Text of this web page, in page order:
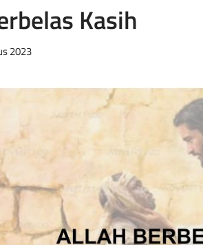
Kasih
2023